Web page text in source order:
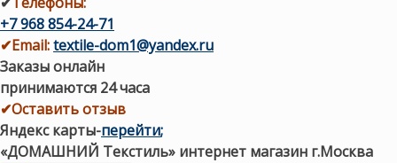
+7 968 854-24-71
✔Email:textile-dom1@yandex.ru
Заказы онлайн
принимаются 24 часа
✔Оставить отзыв
Яндекс карты-перейти;
«ДОМАШНИЙ Текстиль» интернет магазин г.Москва